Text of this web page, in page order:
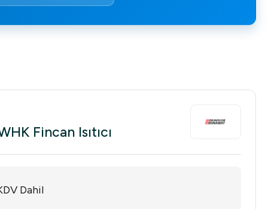
Fincan Isıtıcı
Dahil